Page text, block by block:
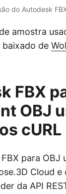
do Autodesk
amostra
baixado de
FBX
OBJ
cURL
para OBJ
Cloud e
da API